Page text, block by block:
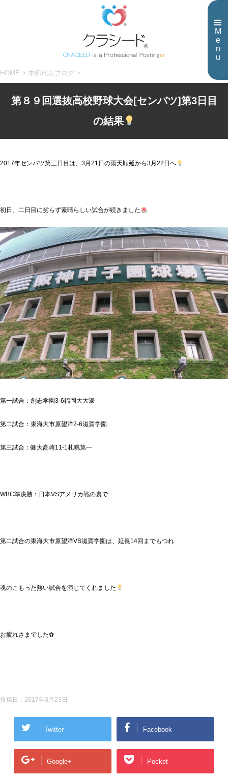
M
e
n
u
HOME > 本部代表ブログ >
第８９回選抜高校野球大会[センバツ]第3日目
の結果
2017年センバツ第三日目は、3月21日の雨天順延から3月22日へ
初日、二日目に劣らず素晴らしい試合が続きました
第一試合：創志学園3-6福岡大大濠
第二試合：東海大市原望洋2-6滋賀学園
第三試合：健大高崎11-1札幌第一
WBC準決勝：日本VSアメリカ戦の裏で
第二試合の東海大市原望洋VS滋賀学園は、延長14回までもつれ
魂のこもった熱い試合を演じてくれました
お疲れさまでした✿
投稿日： 2017年3月23日
Twitter Facebook
Google+ Pocket